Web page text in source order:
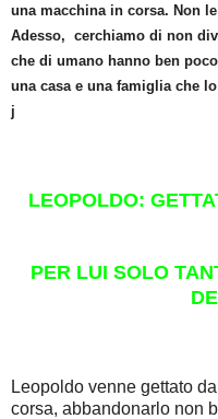
una macchina in corsa. Non
Adesso, cerchiamo di non
che di umano hanno ben
una casa e una famiglia che
j
LEOPOLDO:
PER LUI SOLO
Leopoldo venne gettato
corsa, abbandonarlo non